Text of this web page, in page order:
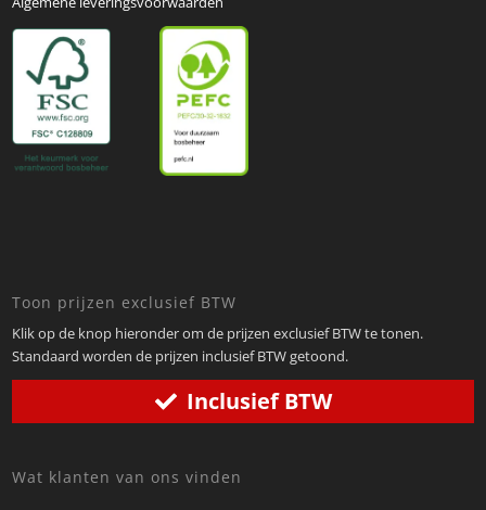
Toon prijzen exclusief BTW
Klik op de knop hieronder om de prijzen exclusief BTW te tonen.
Standaard worden de prijzen inclusief BTW getoond.
Inclusief BTW
Wat klanten van ons vinden